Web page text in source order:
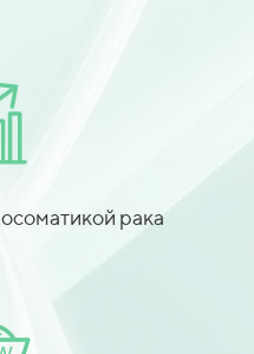
рака